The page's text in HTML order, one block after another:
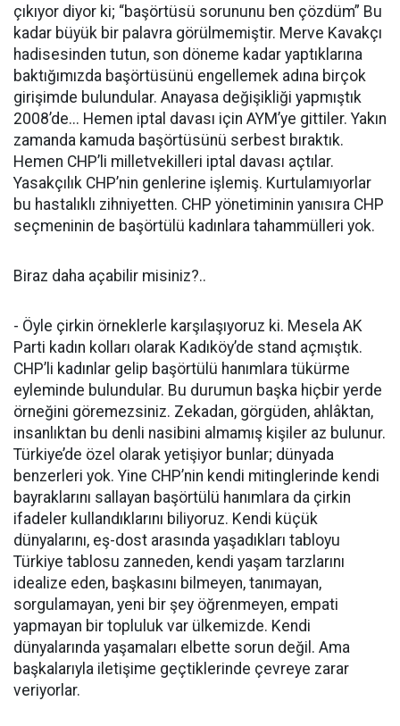
çıkıyor diyor ki; “başörtüsü sorununu ben çözdüm” Bu
kadar büyük bir palavra görülmemiştir. Merve Kavakçı
hadisesinden tutun, son döneme kadar yaptıklarına
baktığımızda başörtüsünü engellemek adına birçok
girişimde bulundular. Anayasa değişikliği yapmıştık
2008’de... Hemen iptal davası için AYM’ye gittiler. Yakın
zamanda kamuda başörtüsünü serbest bıraktık.
Hemen CHP’li milletvekilleri iptal davası açtılar.
Yasakçılık CHP’nin genlerine işlemiş. Kurtulamıyorlar
bu hastalıklı zihniyetten. CHP yönetiminin yanısıra CHP
seçmeninin de başörtülü kadınlara tahammülleri yok.
Biraz daha açabilir misiniz?..
- Öyle çirkin örneklerle karşılaşıyoruz ki. Mesela AK
Parti kadın kolları olarak Kadıköy’de stand açmıştık.
CHP’li kadınlar gelip başörtülü hanımlara tükürme
eyleminde bulundular. Bu durumun başka hiçbir yerde
örneğini göremezsiniz. Zekadan, görgüden, ahlâktan,
insanlıktan bu denli nasibini almamış kişiler az bulunur.
Türkiye’de özel olarak yetişiyor bunlar; dünyada
benzerleri yok. Yine CHP’nin kendi mitinglerinde kendi
bayraklarını sallayan başörtülü hanımlara da çirkin
ifadeler kullandıklarını biliyoruz. Kendi küçük
dünyalarını, eş-dost arasında yaşadıkları tabloyu
Türkiye tablosu zanneden, kendi yaşam tarzlarını
idealize eden, başkasını bilmeyen, tanımayan,
sorgulamayan, yeni bir şey öğrenmeyen, empati
yapmayan bir topluluk var ülkemizde. Kendi
dünyalarında yaşamaları elbette sorun değil. Ama
başkalarıyla iletişime geçtiklerinde çevreye zarar
veriyorlar.